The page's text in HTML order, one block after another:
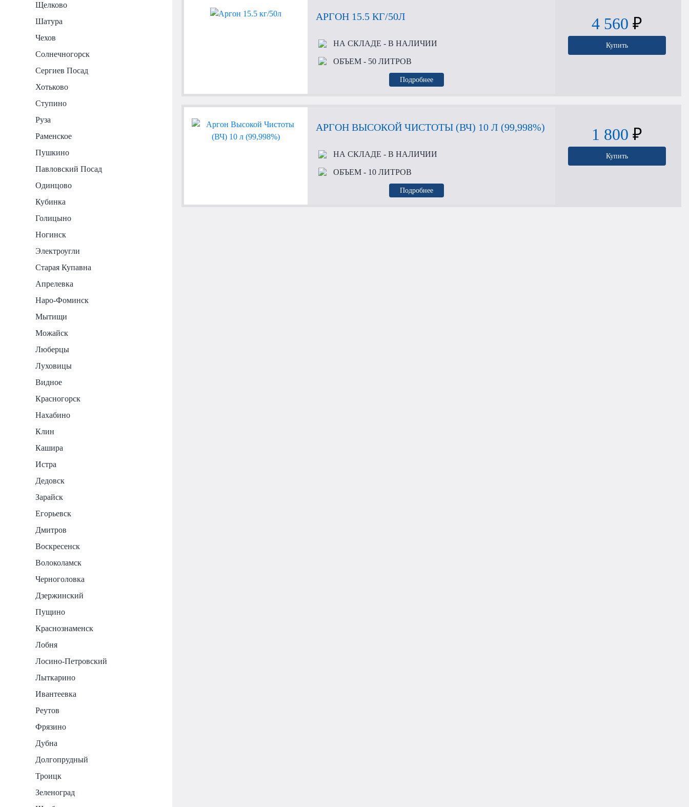
Щелково
Шатура
Чехов
Солнечногорск
Сергиев Посад
Хотьково
Ступино
Руза
Раменское
Пушкино
Павловский Посад
Одинцово
Кубинка
Голицыно
Ногинск
Электроугли
Старая Купавна
Апрелевка
Наро-Фоминск
Мытищи
Можайск
Люберцы
Луховицы
Видное
Красногорск
Нахабино
Клин
Кашира
Истра
Дедовск
Зарайск
Егорьевск
Дмитров
Воскресенск
Волоколамск
Черноголовка
Дзержинский
Пущино
Краснознаменск
Лобня
Лосино-Петровский
Лыткарино
Ивантеевка
Реутов
Фрязино
Дубна
Долгопрудный
Троицк
Зеленоград
АРГОН 15.5 КГ/50Л
НА СКЛАДЕ - В НАЛИЧИИ
ОБЪЕМ- 50 ЛИТРОВ
Подробнее
4 560 ₽
Купить
АРГОН ВЫСОКОЙ ЧИСТОТЫ (ВЧ) 10 Л (99,998%)
НА СКЛАДЕ - В НАЛИЧИИ
ОБЪЕМ- 10 ЛИТРОВ
Подробнее
1 800 ₽
Купить